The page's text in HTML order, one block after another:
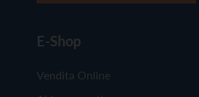
E-Shop
Vendita Online